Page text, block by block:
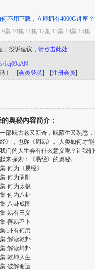
何不用下载，立即拥有4000G讲座？
集 10集 11集 12集 13集 14集 15集
，投诉建议， 请点击此处
1cj09aAN
码！ [会员登录] [注册会员]
的奥秘内容简介：
部既古老又新奇，既陌生又熟悉
经》，也称《周易》。人类如何才
们的人生会有什么意义呢？让我
来探索：《易经》的奥秘。
何为《易经》
何为阴阳
何为太极
何为八卦
八卦成图
易有三义
善易不卜
卦有何用
解读乾卦
解读坤卦
乾坤人生
破解命运